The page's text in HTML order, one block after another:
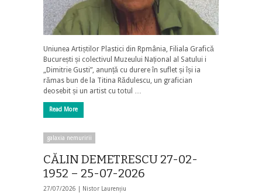
Uniunea Artiștilor Plastici din Rpmânia, Filiala Grafică
București și colectivul Muzeului Național al Satului i
„Dimitrie Gusti”, anunță cu durere în suflet și își ia
rămas bun de la Titina Rădulescu, un grafician
deosebit și un artist cu totul …
Read More
galaxia nemuririi
CĂLIN DEMETRESCU 27-02-
1952 – 25-07-2026
27/07/2026 | Nistor Laurențiu